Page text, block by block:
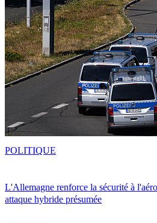
L'Allemagne renforce la sécurité à
attaque hybride présumée
POLITIQUE